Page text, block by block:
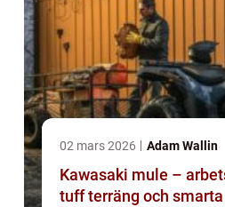
02 mars 2026 Adam Wallin
Kawasaki mule –
tuff terräng och